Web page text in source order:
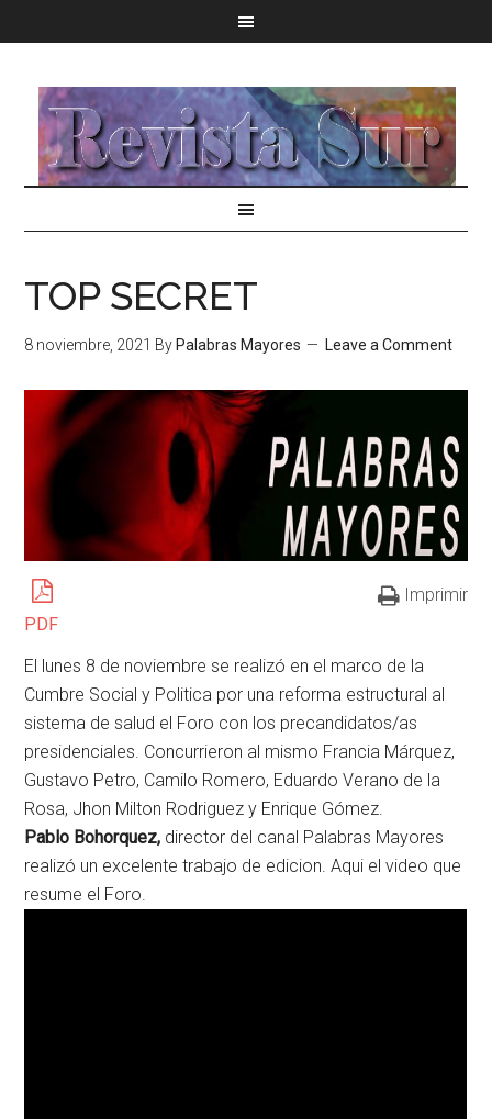
TOP SECRET
8 noviembre, 2021 By Palabras Mayores Leave a Comment
PDF
Imprimir
El lunes 8 de noviembre se realizó en el marco de la
Cumbre Social y Politica por una reforma estructural al
sistema de salud el Foro con los precandidatos/as
presidenciales. Concurrieron al mismo Francia Márquez,
Gustavo Petro, Camilo Romero, Eduardo Verano de la
Rosa, Jhon Milton Rodriguez y Enrique Gómez.
Pablo Bohorquez, director del canal Palabras Mayores
realizó un excelente trabajo de edicion. Aqui el video que
resume el Foro.